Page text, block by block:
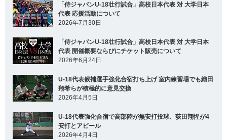
「侍ジャパンU-18壮行試合」高校日本代表 対 大学日本
代表 応援活動について
2026年7月30日
「侍ジャパンU-18壮行試合」高校日本代表 対 大学日本
代表 開催概要ならびにチケット販売について
2026年6月24日
U-18代表候補選手強化合宿打ち上げ 室内練習場でも織田
翔希らが積極的に意見交換
2026年4月5日
U-18代表強化合宿で高部陸が無安打投球、荻田翔惺が4
安打とアピール
2026年4月4日